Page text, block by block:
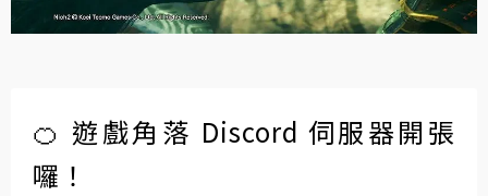
🍊 遊戲角落 Discord 伺服器開張
囉！